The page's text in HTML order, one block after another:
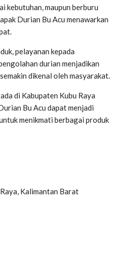
kebutuhan, maupun berburu
Durian Bu Acu menawarkan
pelayanan kepada
durian menjadikan
dikenal oleh masyarakat.
di Kabupaten Kubu Raya
Bu Acu dapat menjadi
menikmati berbagai produk
Kalimantan Barat